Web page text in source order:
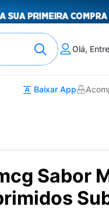
Olá,
Baixar App
Sabor